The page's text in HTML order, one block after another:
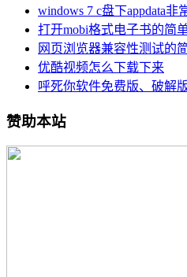
windows 7 c盘下appdata非
打开mobi格式电子书的简
网页浏览器兼容性测试的
优酷视频怎么下载下来
呼死你软件免费版、破解
赞助本站